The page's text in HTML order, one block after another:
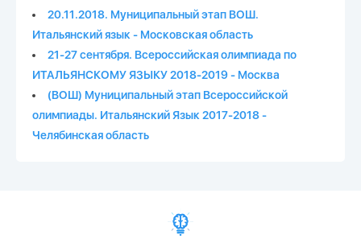
20.11.2018. Муниципальный этап ВОШ.
Итальянский язык - Московская область
21-27 сентября. Всероссийская олимпиада по
ИТАЛЬЯНСКОМУ ЯЗЫКУ 2018-2019 - Москва
(ВОШ) Муниципальный этап Всероссийской
олимпиады. Итальянский Язык 2017-2018 -
Челябинская область